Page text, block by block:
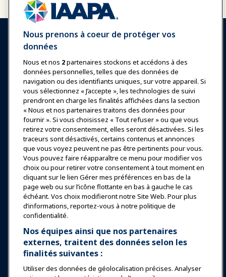
Se connecter Rejoindre maintenant
Récompenses Carrières
Contact
Expositions et Événements
Nouvelles & Funworld
Éducation
Sécurité & Protection
Plaidoyer
Recherche & Rapports
Nous prenons à coeur de protéger vos
données
Nous et nos 2partenaires stockons et accédons à des
données personnelles, telles que des données de
navigation ou des identifiants uniques, sur votre appareil. Si
vous sélectionnez « J’accepte », les technologies de suivi
prendront en charge les finalités affichées dans la section
« Nous et nos partenaires traitons des données pour
fournir ». Si vous choisissez « Tout refuser » ou que vous
retirez votre consentement, elles seront désactivées. Si les
traceurs sont désactivés, certains contenus et annonces
que vous voyez peuvent ne pas être pertinents pour vous.
Vous pouvez faire réapparaître ce menu pour modifier vos
choix ou pour retirer votre consentement à tout moment en
cliquant sur le lien Gérer mes préférences en bas de la
page web ou sur l’icône flottante en bas à gauche le cas
échéant. Vos choix modifieront notre Site Web. Pour plus
d’informations, reportez-vous à notre politique de
confidentialité.
Nos équipes ainsi que nos partenaires
externes, traitent des données selon les
finalités suivantes :
Utiliser des données de géolocalisation précises. Analyser